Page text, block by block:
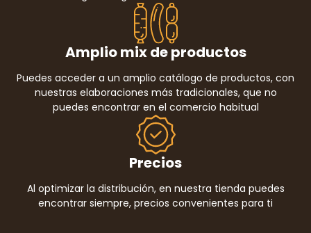
Amplio mix de productos
Puedes acceder a un amplio catálogo de productos, con
nuestras elaboraciones más tradicionales, que no
puedes encontrar en el comercio habitual
Precios
Al optimizar la distribución, en nuestra tienda puedes
encontrar siempre, precios convenientes para ti